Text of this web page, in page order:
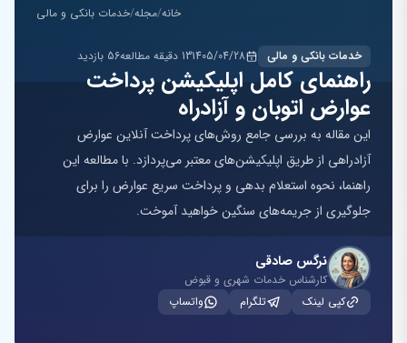
خانه/مجله/خدمات بانکی و مالی
خدمات بانکی و مالی 1405/04/2813 دقیقه مطالعه 56 بازدید
راهنمای کامل اپلیکیشن پرداخت
عوارض اتوبان و آزادراه
این مقاله به بررسی جامع روش‌های پرداخت آنلاین عوارض
آزادراهی از طریق اپلیکیشن‌های معتبر می‌پردازد. با مطالعه این
راهنما، نحوه استعلام بدهی و پرداخت سریع عوارض را برای
جلوگیری از جریمه‌های سنگین خواهید آموخت.
نرگس صادقی
کارشناس خدمات شهری و قبوض
کپی لینک
تلگرام واتساپ